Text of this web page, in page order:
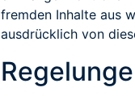
fremden Inhalte aus
ausdrücklich von